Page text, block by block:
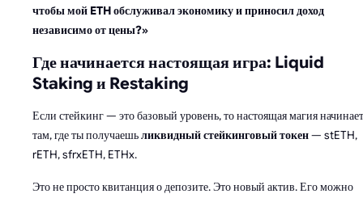
чтобы мой ETH обслуживал экономику и приносил доход
независимо от цены?»
Где начинается настоящая игра: Liquid
Staking и Restaking
Если стейкинг — это базовый уровень, то настоящая магия
там, где ты получаешьликвидный стейкинговый токен— stETH,
rETH, sfrxETH, ETHx.
Это не просто квитанция о депозите. Это новый актив. Его можно